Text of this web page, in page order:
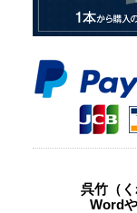
呉竹（く
Word